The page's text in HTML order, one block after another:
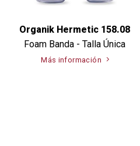
Organik Hermetic 158.08
Foam Banda - Talla Única
Más información